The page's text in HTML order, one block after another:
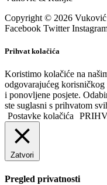
Copyright © 2026
Facebook Twitter
Prihvat kolačića
Koristimo kolačiće na
odgovarajućeg
i ponovljene posjete.
ste suglasni s prihvatom
Postavke kolačića
Zatvori
Pregled privatnosti